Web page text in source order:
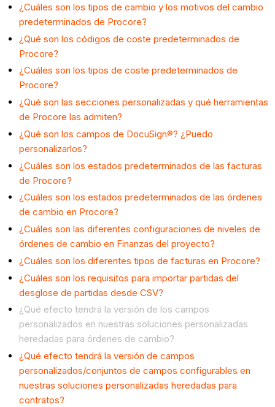
¿Cuáles son los tipos de cambio y los motivos del cambio
predeterminados de Procore?
¿Qué son los códigos de coste predeterminados de
Procore?
¿Cuáles son los tipos de coste predeterminados de
Procore?
¿Qué son las secciones personalizadas y qué herramientas
de Procore las admiten?
¿Qué son los campos de DocuSign®? ¿Puedo
personalizarlos?
¿Cuáles son los estados predeterminados de las facturas
de Procore?
¿Cuáles son los estados predeterminados de las órdenes
de cambio en Procore?
¿Cuáles son las diferentes configuraciones de niveles de
órdenes de cambio en Finanzas del proyecto?
¿Cuáles son los diferentes tipos de facturas en Procore?
¿Cuáles son los requisitos para importar partidas del
desglose de partidas desde CSV?
¿Qué efecto tendrá la versión de los campos
personalizados en nuestras soluciones personalizadas
heredadas para órdenes de cambio?
¿Qué efecto tendrá la versión de campos
personalizados/conjuntos de campos configurables en
nuestras soluciones personalizadas heredadas para
contratos?